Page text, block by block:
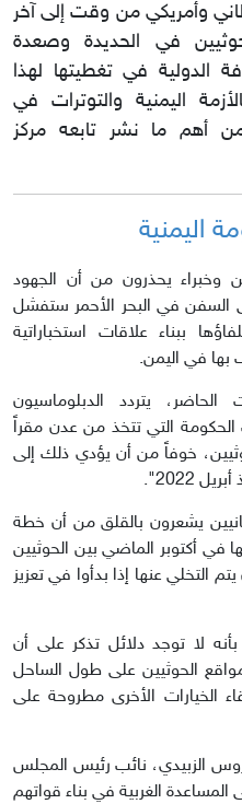
وأمريكي من وقت إلى آخر
في الحديدة وصعدة
الدولية في تغطيتها لهذا
اليمنية والتوترات في
أهم ما نشر تابعه مركز
اليمنية
وخبراء يحذرون من أن الجهود
السفن في البحر الأحمر ستفشل
ببناء علاقات استخباراتية
بها في اليمن.
يتردد الدبلوماسيون
الحكومة التي تتخذ من عدن مقراً
خوفاً من أن يؤدي ذلك إلى
2022".
يشعرون بالقلق من أن خطة
في أكتوبر الماضي بين الحوثيين
التخلي عنها إذا بدأوا في تعزيز
لا توجد دلائل تذكر على أن
مواقع الحوثيين على طول الساحل
الخيارات الأخرى مطروحة على
الزبيدي، نائب رئيس المجلس
المساعدة الغربية في بناء قواتهم